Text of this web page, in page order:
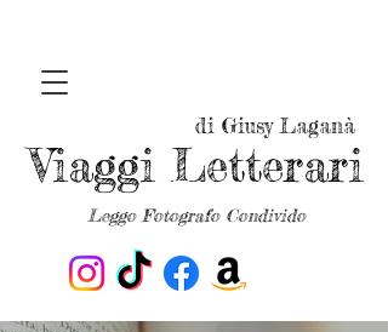
Leggo Fotografo Condivido
Viaggi Letterari
di Giusy Laganà